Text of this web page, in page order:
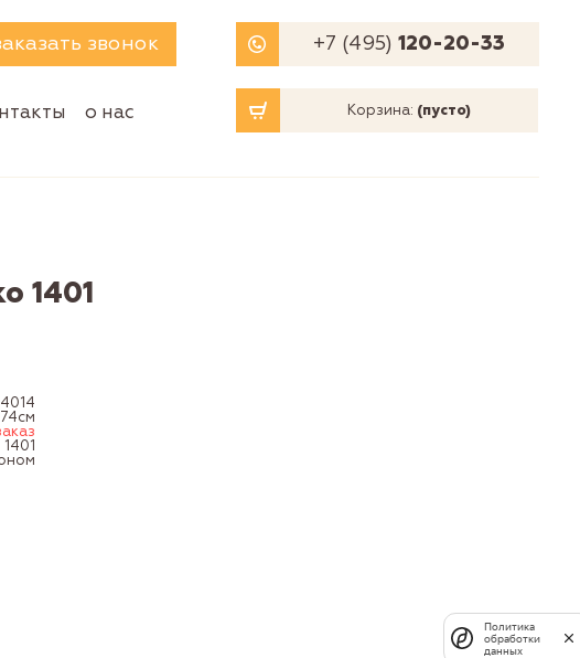
звонок +7 (495)120-20-33
о нас Корзина: (пусто)
1401
1401
Политика
обработки
данных